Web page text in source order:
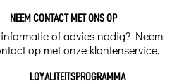
NEEM CONTACT MET ONS OP
of advies nodig? Neem
op met onze klantenservice.
LOYALITEITSPROGRAMMA